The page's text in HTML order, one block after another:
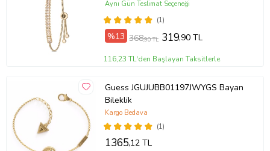
(1)
Aynı Gün Teslimat Seçeneği
%13 368,90 TL 319,90 TL
116,23 TL'den Başlayan Taksitlerle
Guess JGUJUBB01197JWYGS Bayan
Bileklik
(1)
Kargo Bedava
1365,12 TL